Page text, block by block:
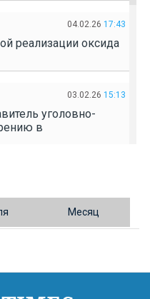
04.02.26 17:43
реализации оксида
03.02.26 15:13
уголовно-
в
выращивание
о зоне, свободной от
Месяц